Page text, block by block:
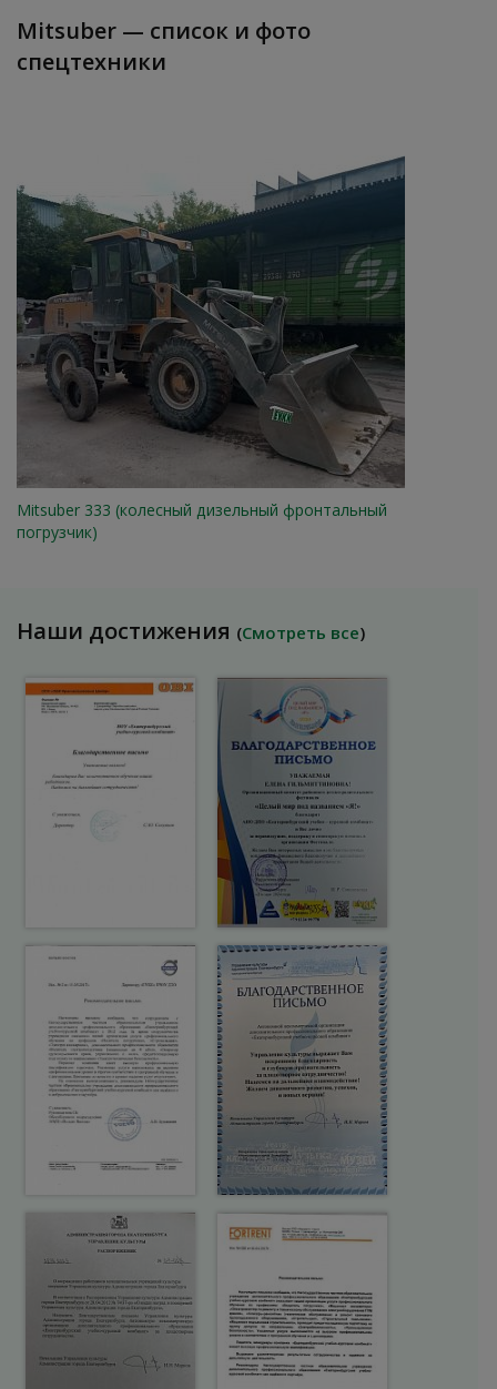
Mitsuber — список и фото
спецтехники
Mitsuber 333 (колесный дизельный фронтальный
погрузчик)
Наши достижения (Смотреть все)